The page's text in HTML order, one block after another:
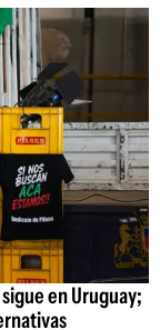
en Uruguay;